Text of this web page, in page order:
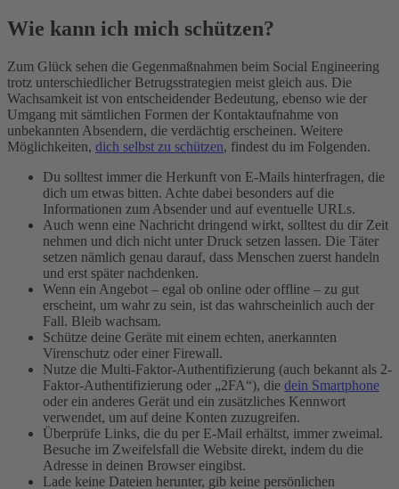
Wie kann ich mich schützen?
Zum Glück sehen die Gegenmaßnahmen beim Social Engineering
trotz unterschiedlicher Betrugsstrategien meist gleich aus. Die
Wachsamkeit ist von entscheidender Bedeutung, ebenso wie der
Umgang mit sämtlichen Formen der Kontaktaufnahme von
unbekannten Absendern, die verdächtig erscheinen. Weitere
Möglichkeiten, dich selbst zu schützen, findest du im Folgenden.
Du solltest immer die Herkunft von E-Mails hinterfragen, die
dich um etwas bitten. Achte dabei besonders auf die
Informationen zum Absender und auf eventuelle URLs.
Auch wenn eine Nachricht dringend wirkt, solltest du dir Zeit
nehmen und dich nicht unter Druck setzen lassen. Die Täter
setzen nämlich genau darauf, dass Menschen zuerst handeln
und erst später nachdenken.
Wenn ein Angebot – egal ob online oder offline – zu gut
erscheint, um wahr zu sein, ist das wahrscheinlich auch der
Fall. Bleib wachsam.
Schütze deine Geräte mit einem echten, anerkannten
Virenschutz oder einer Firewall.
Nutze die Multi-Faktor-Authentifizierung (auch bekannt als 2-
Faktor-Authentifizierung oder „2FA“), die dein Smartphone
oder ein anderes Gerät und ein zusätzliches Kennwort
verwendet, um auf deine Konten zuzugreifen.
Überprüfe Links, die du per E-Mail erhältst, immer zweimal.
Besuche im Zweifelsfall die Website direkt, indem du die
Adresse in deinen Browser eingibst.
Lade keine Dateien herunter, gib keine persönlichen